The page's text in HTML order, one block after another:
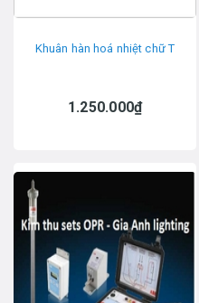
Khuân hàn hoá nhiệt chữ T
1.250.000₫